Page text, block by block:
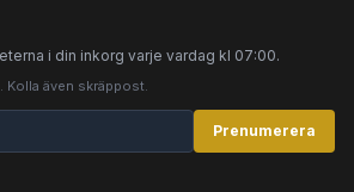
i din inkorg varje vardag kl 07:00.
Kolla även skräppost.
Prenumerera